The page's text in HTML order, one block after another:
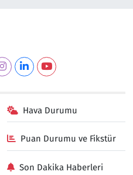
Hava Durumu
Puan Durumu ve Fikstür
Son Dakika Haberleri